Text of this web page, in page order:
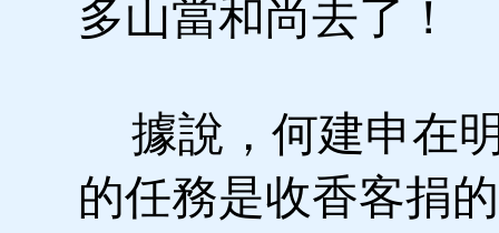
多山當和尚去了！
據說，何建申在
的任務是收香客捐